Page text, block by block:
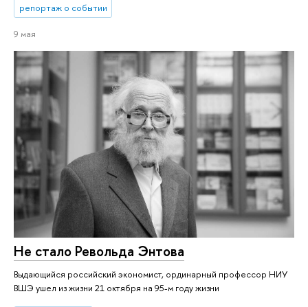
репортаж о событии
9 мая
Не стало Револьда Энтова
Выдающийся российский экономист, ординарный профессор НИУ
ВШЭ ушел из жизни 21 октября на 95-м году жизни